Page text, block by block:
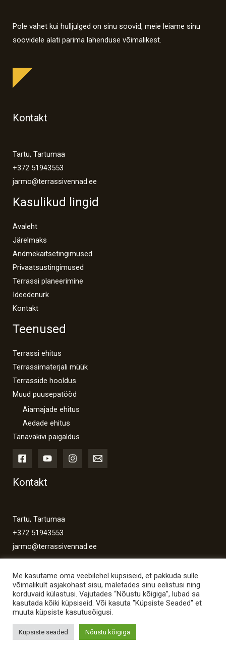
Pole vahet kui hulljulged on sinu soovid, meie leiame sinu
soovidele alati parima lahenduse võimalikest.
Kontakt
Tartu, Tartumaa
+372 51943553
jarmo@terrassivennad.ee
Kasulikud lingid
Avaleht
Järelmaks
Andmekaitsetingimused
Privaatsustingimused
Terrassi planeerimine
Ideedenurk
Kontakt
Teenused
Terrassi ehitus
Terrassimaterjali müük
Terrasside hooldus
Muud puusepatööd
Aiamajade ehitus
Aedade ehitus
Tänavakivi paigaldus
Kontakt
Tartu, Tartumaa
+372 51943553
jarmo@terrassivennad.ee
Copyright © 2026 Terrassivennad
Powered by Terrassivennad
Me kasutame oma veebilehel küpsiseid, et pakkuda sulle
võimalikult asjakohast sisu, mäletades sinu eelistusi ning
korduvaid külastusi. Vajutades “Nõustu kõigiga”, lubad sa
kasutada kõiki küpsiseid. Või kasuta "Küpsiste Seaded" et
muuta küpsiste kasutusõigusi.
Küpsiste seaded Nõustu kõigiga